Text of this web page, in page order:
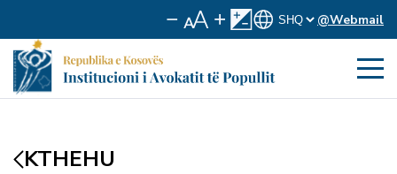
@Webmail
KTHEHU